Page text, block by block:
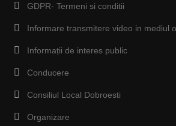
GDPR- Termeni si conditii
Informare transmitere video in mediul
Informații de interes public
Conducere
Consiliul Local Dobroesti
Organizare